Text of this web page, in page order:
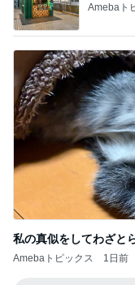
Amebaト
私の真似をしてわざと
Amebaトピックス 1日前